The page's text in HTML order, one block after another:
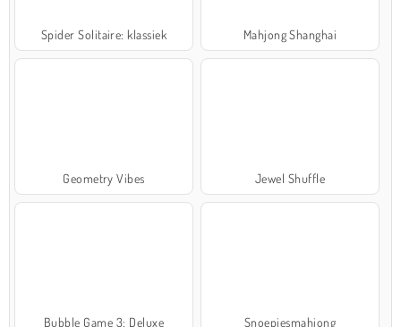
Spider Solitaire: klassiek Mahjong Shanghai
Geometry Vibes Jewel Shuffle
Bubble Game 3: Deluxe Snoepjesmahjong